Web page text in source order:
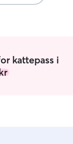
kattepass i